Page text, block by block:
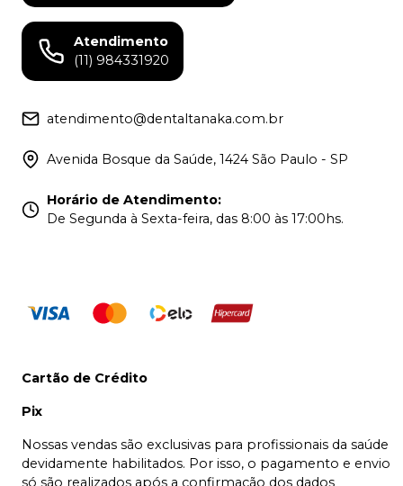
Atendimento
(11) 984331920
atendimento@dentaltanaka.com.br
Avenida Bosque da Saúde, 1424 São Paulo - SP
Horário de Atendimento:
De Segunda à Sexta-feira, das 8:00 às 17:00hs.
Cartão de Crédito
Pix
Nossas vendas são exclusivas para profissionais da saúde
devidamente habilitados. Por isso, o pagamento e envio
só são realizados após a confirmação dos dados